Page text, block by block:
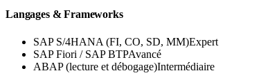
Langages & Frameworks
SAP S/4HANA (FI, CO, SD, MM)Expert
SAP Fiori / SAP BTPAvancé
ABAP (lecture et débogage)Intermédiaire